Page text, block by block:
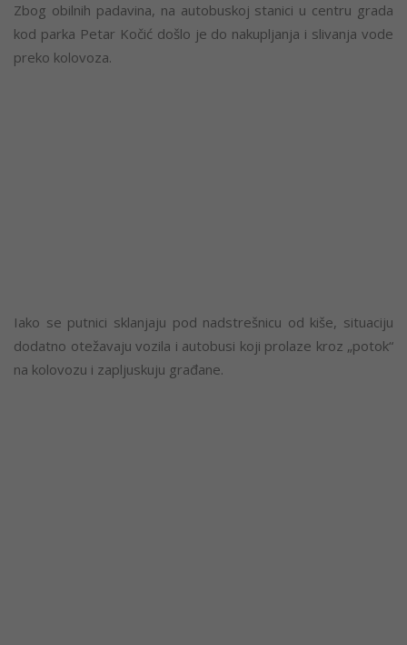
Zbog obilnih padavina, na autobuskoj stanici u centru grada
kod parka Petar Kočić došlo je do nakupljanja i slivanja vode
preko kolovoza.
Iako se putnici sklanjaju pod nadstrešnicu od kiše, situaciju
dodatno otežavaju vozila i autobusi koji prolaze kroz „potok“
na kolovozu i zapljuskuju građane.